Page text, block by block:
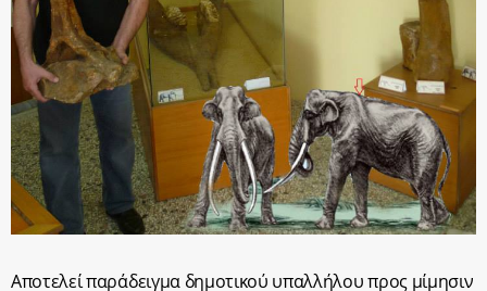
Αποτελεί παράδειγμα δημοτικού υπαλλήλου προς μίμησιν